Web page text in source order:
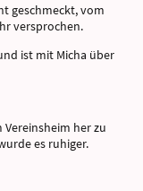
geschmeckt, vom
versprochen.
ist mit Micha über
her zu
es ruhiger.